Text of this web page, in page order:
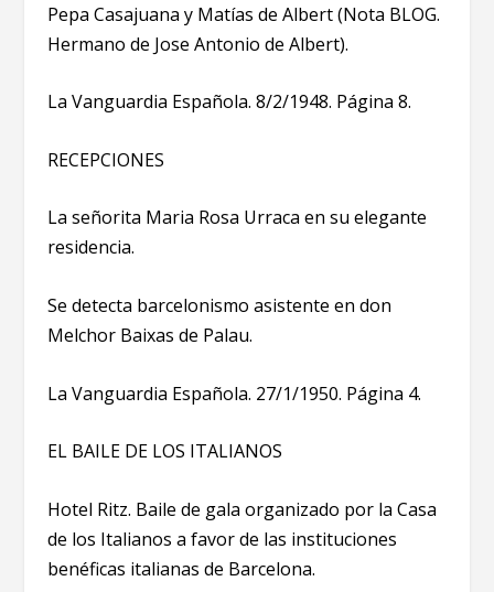
Pepa Casajuana y Matías de Albert (Nota BLOG.
Hermano de Jose Antonio de Albert).
La Vanguardia Española. 8/2/1948. Página 8.
RECEPCIONES
La señorita Maria Rosa Urraca en su elegante
residencia.
Se detecta barcelonismo asistente en don
Melchor Baixas de Palau.
La Vanguardia Española. 27/1/1950. Página 4.
EL BAILE DE LOS ITALIANOS
Hotel Ritz. Baile de gala organizado por la Casa
de los Italianos a favor de las instituciones
benéficas italianas de Barcelona.